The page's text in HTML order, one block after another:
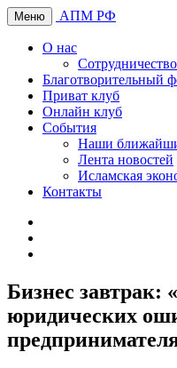
Меню АПМ РФ
О нас
Сотрудничество
Благотворительный
Приват клуб
Онлайн клуб
События
Наши
Лента новостей
Исламская
Контакты
Бизнес завтрак:
юридических